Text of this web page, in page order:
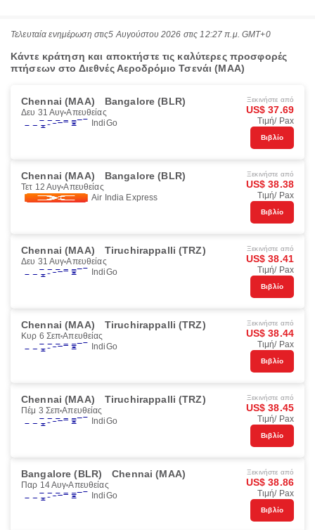
Τελευταία ενημέρωση στις5 Αυγούστου 2026 στις 12:27 π.μ. GMT+0
Κάντε κράτηση και αποκτήστε τις καλύτερες προσφορές
πτήσεων στο Διεθνές Αεροδρόμιο Τσενάι (MAA)
Chennai (MAA) Bangalore (BLR)
Δευ 31 Αυγ Απευθείας
IndiGo
Ξεκινήστε από
US$ 37.69
Τιμή/ Pax
Βιβλίο
Chennai (MAA) Bangalore (BLR)
Τετ 12 Αυγ Απευθείας
Air India Express
Ξεκινήστε από
US$ 38.38
Τιμή/ Pax
Βιβλίο
Chennai (MAA) Tiruchirappalli (TRZ)
Δευ 31 Αυγ Απευθείας
IndiGo
Ξεκινήστε από
US$ 38.41
Τιμή/ Pax
Βιβλίο
Chennai (MAA) Tiruchirappalli (TRZ)
Κυρ 6 Σεπ Απευθείας
IndiGo
Ξεκινήστε από
US$ 38.44
Τιμή/ Pax
Βιβλίο
Chennai (MAA) Tiruchirappalli (TRZ)
Πέμ 3 Σεπ Απευθείας
IndiGo
Ξεκινήστε από
US$ 38.45
Τιμή/ Pax
Βιβλίο
Bangalore (BLR) Chennai (MAA)
Παρ 14 Αυγ Απευθείας
IndiGo
Ξεκινήστε από
US$ 38.86
Τιμή/ Pax
Βιβλίο